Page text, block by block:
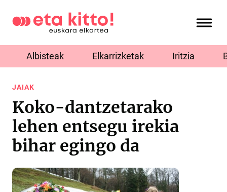
Albisteak Elkarrizketak Iritzia
JAIAK
Koko-dantzetarako
lehen entsegu irekia
bihar egingo da